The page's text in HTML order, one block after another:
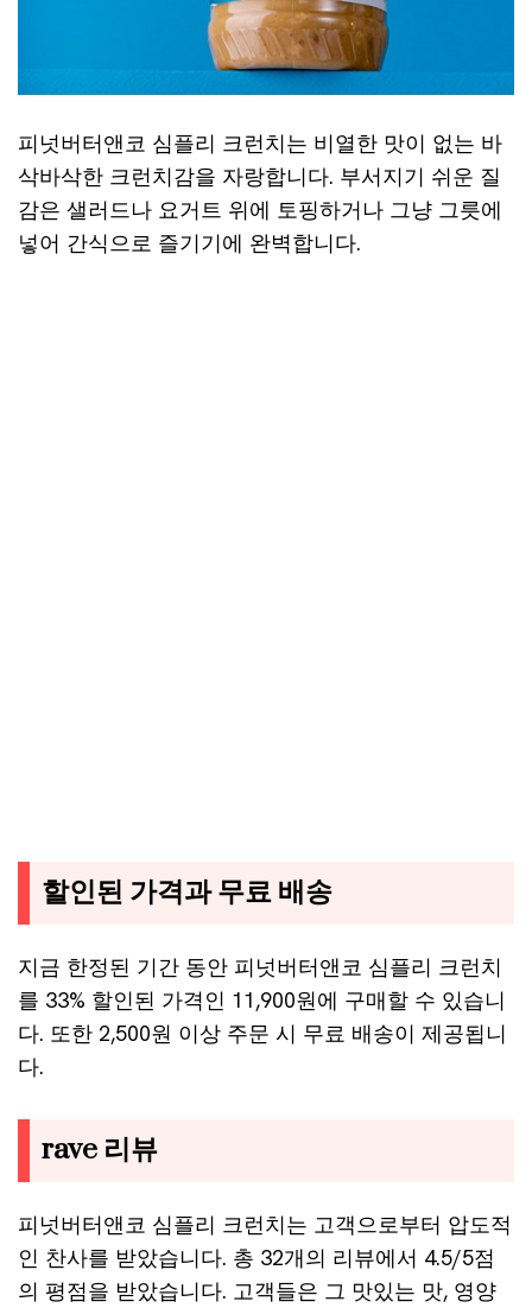
피넛버터앤코 심플리 크런치는 비열한 맛이 없는 바
삭바삭한 크런치감을 자랑합니다. 부서지기 쉬운 질
감은 샐러드나 요거트 위에 토핑하거나 그냥 그릇에
넣어 간식으로 즐기기에 완벽합니다.
할인된 가격과 무료 배송
지금 한정된 기간 동안 피넛버터앤코 심플리 크런치
를 33% 할인된 가격인 11,900원에 구매할 수 있습니
다. 또한 2,500원 이상 주문 시 무료 배송이 제공됩니
다.
rave 리뷰
피넛버터앤코 심플리 크런치는 고객으로부터 압도적
인 찬사를 받았습니다. 총 32개의 리뷰에서 4.5/5점
의 평점을 받았습니다. 고객들은 그 맛있는 맛, 영양